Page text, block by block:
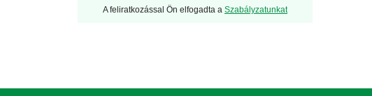
A feliratkozással Ön elfogadta a Szabályzatunkat